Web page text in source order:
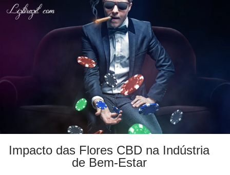
Impacto das Flores CBD na Indústria
de Bem-Estar